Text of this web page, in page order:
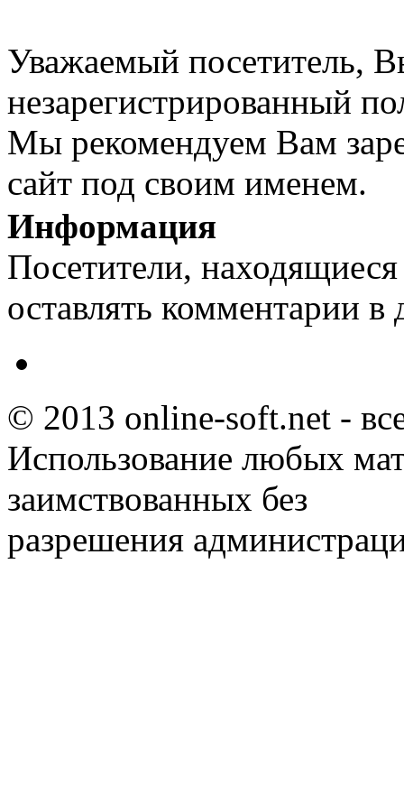
Уважаемый посетитель,
незарегистрированный
Мы рекомендуем Вам
сайт под своим именем.
Информация
Посетители,
оставлять комментарии в
© 2013 online-soft.net -
Использование любых
заимствованных без
разрешения